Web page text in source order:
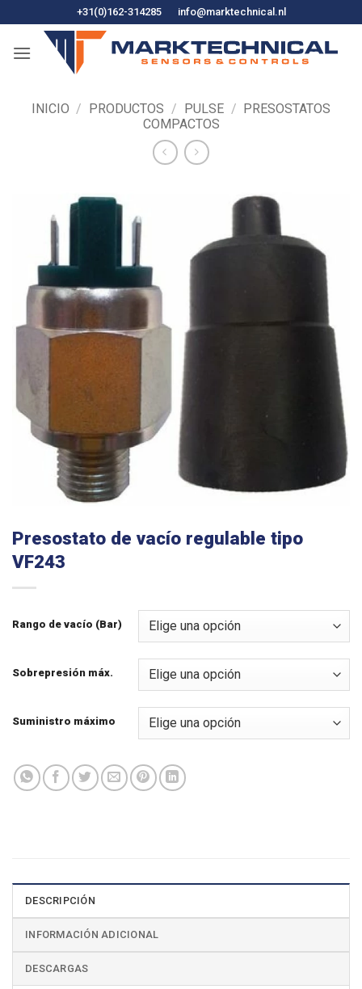
al
contenido
+31(0)162-314285 info@marktechnical.nl
INICIO / PRODUCTOS / PULSE / PRESOSTATOS
COMPACTOS
Presostato de vacío regulable tipo
VF243
Rango de vacío (Bar)
Sobrepresión máx.
Suministro máximo
DESCRIPCIÓN
INFORMACIÓN ADICIONAL
DESCARGAS